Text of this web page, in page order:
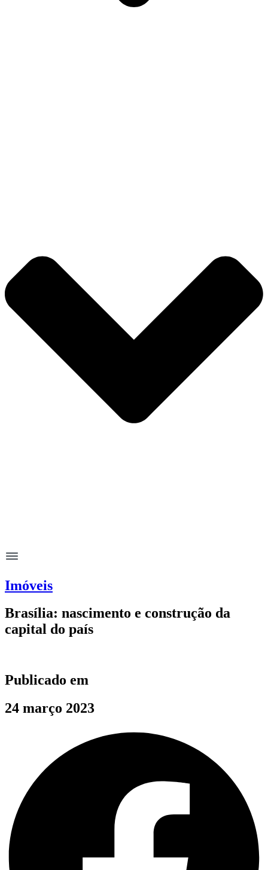
Imóveis
Brasília: nascimento e construção da
capital do país
Publicado em
24 março 2023